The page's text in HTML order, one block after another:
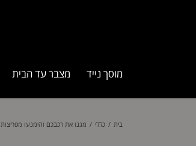
מוסך נייד מצבר עד הבית
בית / כללי / מגנו את רכבכם והימנעו מפריצות